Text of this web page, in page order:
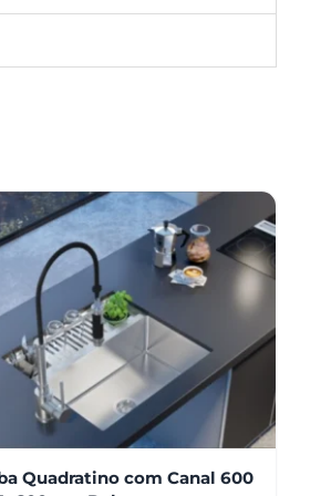
Quadratino com Canal 600